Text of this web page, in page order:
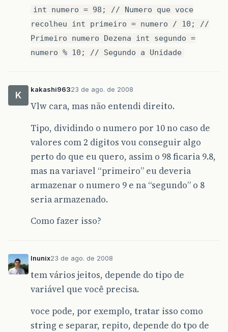
int numero = 98; // Numero que voce
recolheu int primeiro = numero / 10; //
Primeiro numero Dezena int segundo =
numero % 10; // Segundo a Unidade
K
kakashi96323 de ago. de 2008
Vlw cara, mas não entendi direito.
Tipo, dividindo o numero por 10 no caso de
valores com 2 digitos vou conseguir algo
perto do que eu quero, assim o 98 ficaria 9.8,
mas na variavel “primeiro” eu deveria
armazenar o numero 9 e na “segundo” o 8
seria armazenado.
Como fazer isso?
lnunix23 de ago. de 2008
tem vários jeitos, depende do tipo de
variável que você precisa.
voce pode, por exemplo, tratar isso como
string e separar, repito, depende do tpo de